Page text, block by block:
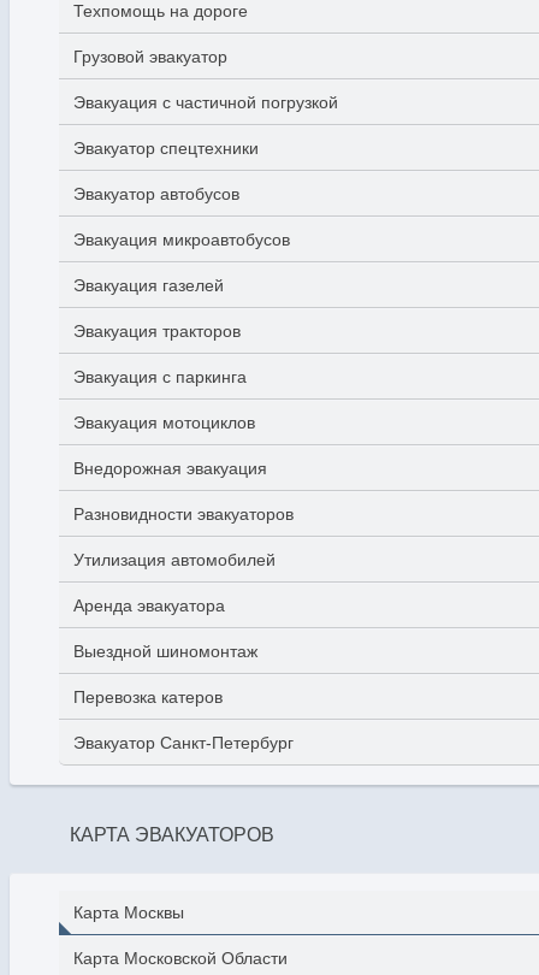
Техпомощь на дороге
Грузовой эвакуатор
Эвакуация с частичной погрузкой
Эвакуатор спецтехники
Эвакуатор автобусов
Эвакуация микроавтобусов
Эвакуация газелей
Эвакуация тракторов
Эвакуация с паркинга
Эвакуация мотоциклов
Внедорожная эвакуация
Разновидности эвакуаторов
Утилизация автомобилей
Аренда эвакуатора
Выездной шиномонтаж
Перевозка катеров
Эвакуатор Санкт-Петербург
КАРТА ЭВАКУАТОРОВ
Карта Москвы
Карта Московской Области